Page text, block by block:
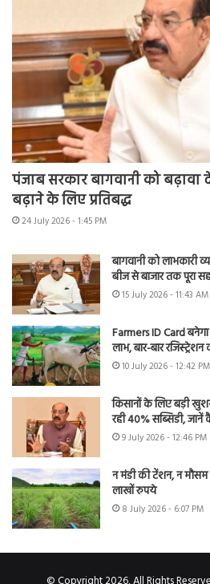
पंजाब सरकार बागवानी को
बढ़ाने के लिए प्रतिबद्ध
24 July 2026 - 1:45 PM
बागवानी को लाभकारी
बीज से बाजार तक पूरा
15 July 2026 - 11:43 AM
Farmers ID Card
लाभ, बार-बार
10 July 2026 - 12:42 PM
किसानों के लिए बड़ी
रही 40% सब्सिडी,
9 July 2026 - 12:46 PM
न मंडी की टेंशन, न
लाखों रुपये
8 July 2026 - 6:07 PM